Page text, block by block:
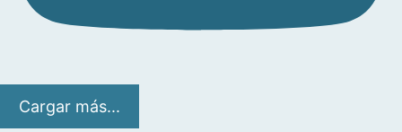
Cargar más...